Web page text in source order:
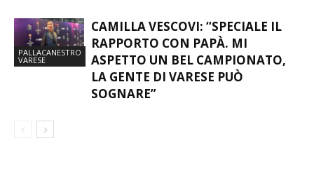
PALLACANESTRO
VARESE
CAMILLA VESCOVI: “SPECIALE IL
RAPPORTO CON PAPÀ. MI
ASPETTO UN BEL CAMPIONATO,
LA GENTE DI VARESE PUÒ
SOGNARE”